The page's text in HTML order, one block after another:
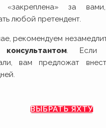
«закреплена» за
любой претендент.
рекомендуем
. Если
вам предложат
ВЫБРАТЬ ЯХТУ